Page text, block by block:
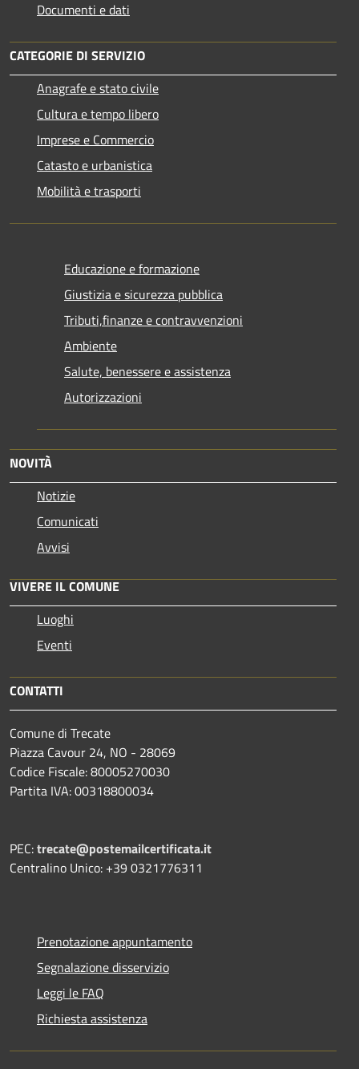
Documenti e dati
CATEGORIE DI SERVIZIO
Anagrafe e stato civile
Cultura e tempo libero
Imprese e Commercio
Catasto e urbanistica
Mobilità e trasporti
Educazione e formazione
Giustizia e sicurezza pubblica
Tributi,finanze e contravvenzioni
Ambiente
Salute, benessere e assistenza
Autorizzazioni
NOVITÀ
Notizie
Comunicati
Avvisi
VIVERE IL COMUNE
Luoghi
Eventi
CONTATTI
Comune di Trecate
Piazza Cavour 24, NO - 28069
Codice Fiscale: 80005270030
Partita IVA: 00318800034
PEC:trecate@postemailcertificata.it
Centralino Unico: +39 0321776311
Prenotazione appuntamento
Segnalazione disservizio
Leggi le FAQ
Richiesta assistenza